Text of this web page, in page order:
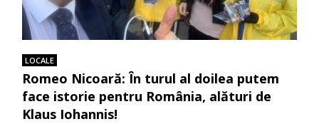
LOCALE
Romeo Nicoară: În turul al doilea putem
face istorie pentru România, alături de
Klaus Iohannis!